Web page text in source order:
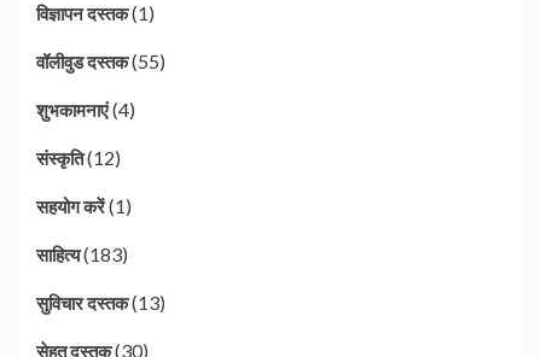
विज्ञापन दस्तक(1)
वॉलीवुड दस्तक(55)
शुभकामनाएं(4)
संस्कृति(12)
सहयोग करें(1)
साहित्य(183)
सुविचार दस्तक(13)
सेहत दस्तक(30)